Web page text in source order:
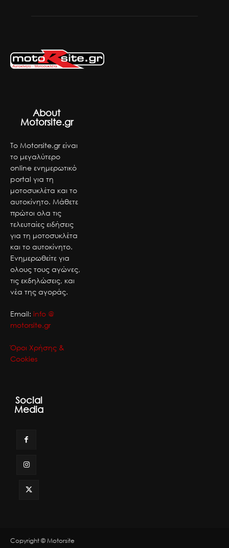
About
Motorsite.gr
Το Motorsite.gr είναι
το μεγαλύτερο
online ενημερωτικό
portal για τη
μοτοσυκλέτα και το
αυτοκίνητο. Μάθετε
πρώτοι ολα τις
τελευταίες ειδήσεις
για τη μοτοσυκλέτα
και το αυτοκίνητο.
Ενημερωθείτε για
ολους τους αγώνες,
τις εκδηλώσεις, και
νέα της αγοράς.
Email: info @
motorsite.gr
Όροι Χρήσης &
Cookies
Social
Media
Copyright © Motorsite